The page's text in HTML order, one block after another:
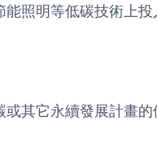
照明等低碳技術上
其它永續發展計畫